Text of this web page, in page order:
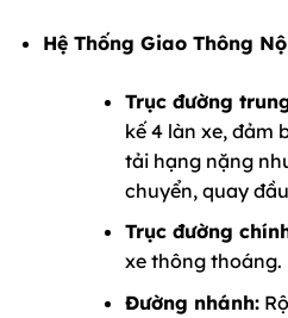
Hệ Thống Giao Thông
Trục đường
kế 4 làn xe, đảm
tải hạng nặng
chuyển, quay
Trục đường
xe thông thoáng.
Đường nhánh: